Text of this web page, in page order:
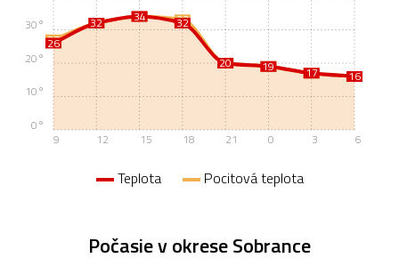
27
32 34 33
20 19 17 16
26
32 34 32
20 19 17 16
9 12 15 18 21 0 3 6
0°
10°
20°
30°
Teplota Pocitová teplota
Počasie v okrese Sobrance